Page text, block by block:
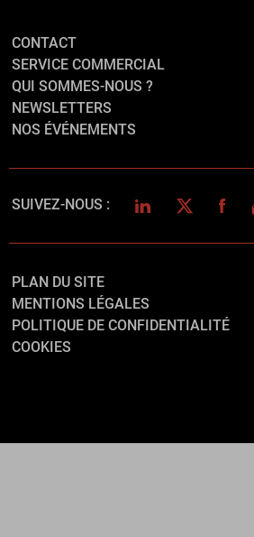
CONTACT
SERVICE COMMERCIAL
QUI SOMMES-NOUS ?
NEWSLETTERS
NOS ÉVÉNEMENTS
SUIVEZ-NOUS : LINKEDINTWITTER
PLAN DU SITE
MENTIONS LÉGALES
POLITIQUE DE CONFIDENTIALITÉ
COOKIES